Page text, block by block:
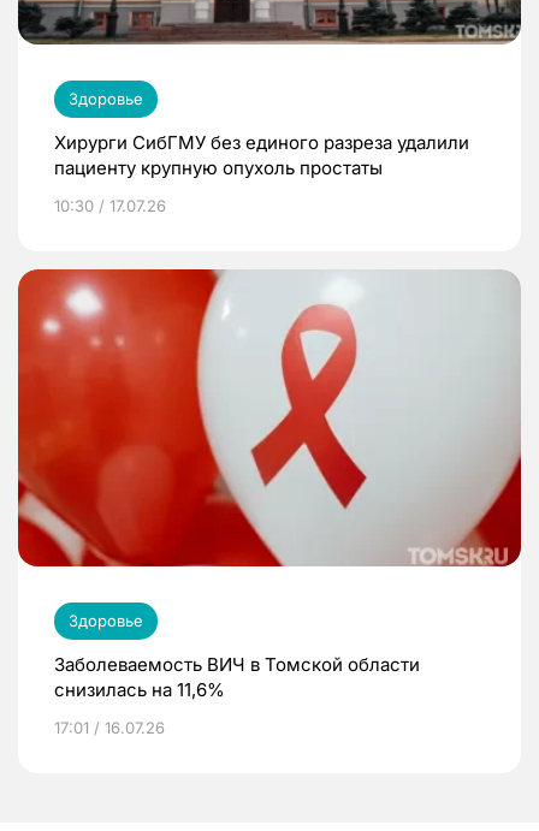
Здоровье
Хирурги СибГМУ без единого разреза удалили
пациенту крупную опухоль простаты
10:30 / 17.07.26
Здоровье
Заболеваемость ВИЧ в Томской области
снизилась на 11,6%
17:01 / 16.07.26